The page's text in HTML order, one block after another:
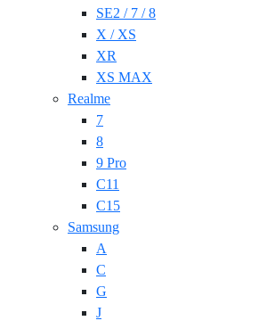
SE2 / 7 / 8
X / XS
XR
XS MAX
Realme
7
8
9 Pro
C11
C15
Samsung
A
C
G
J